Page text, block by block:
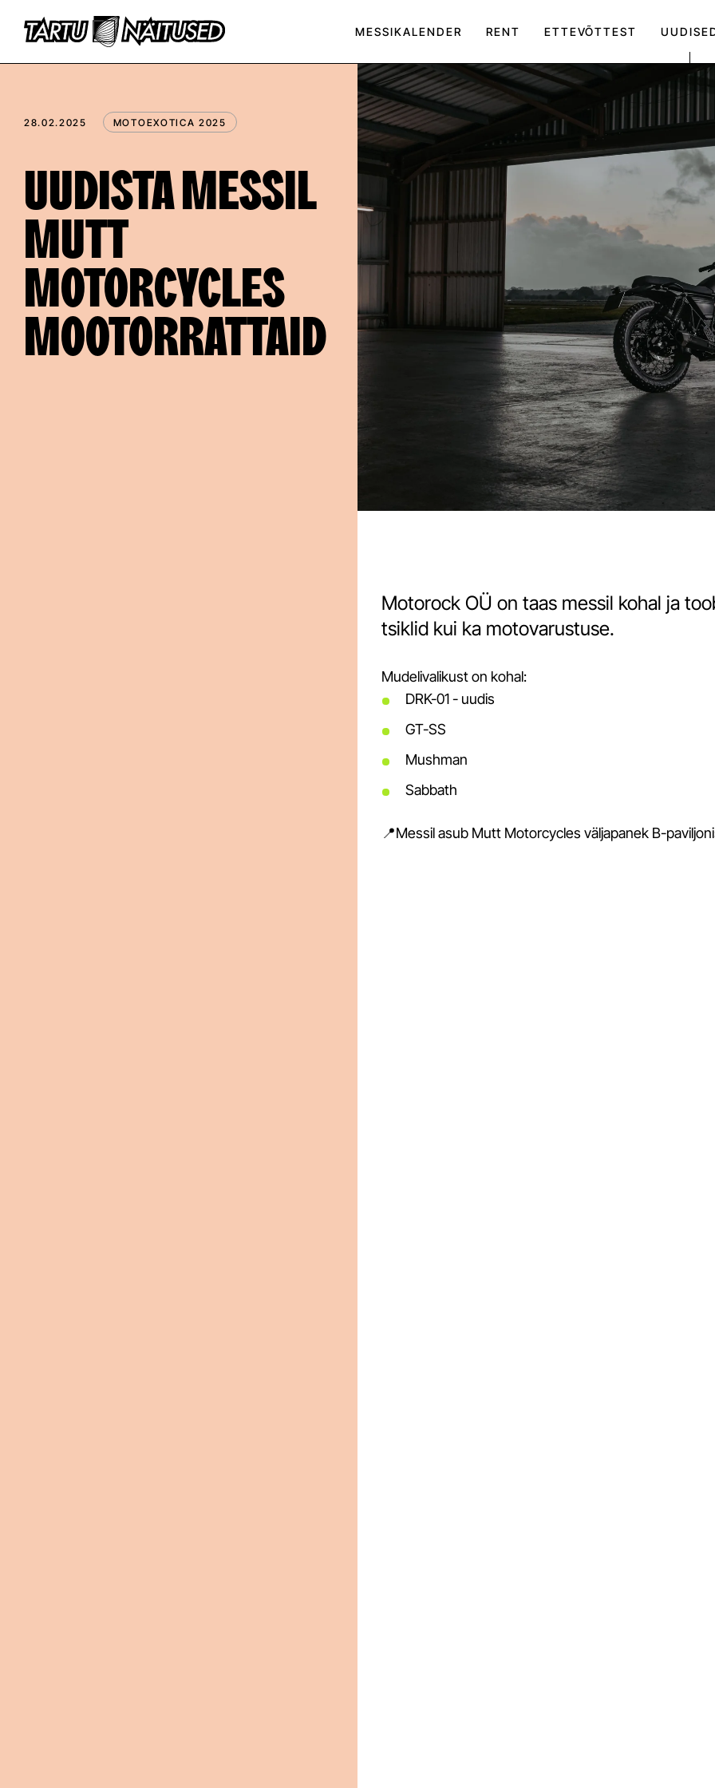
MESSIKALENDER RENT ETTEVÕTTEST
28.02.2025 MOTOEXOTICA 2025
UUDISTA MESSIL
MUTT
MOTORCYCLES
MOOTORRATTAID
Motorock OÜ on taas messil kohal ja
tsiklid kui ka motovarustuse.
Mudelivalikust on kohal:
DRK-01 - uudis
GT-SS
Mushman
Sabbath
📍Messil asub Mutt Motorcycles väljapanek B-